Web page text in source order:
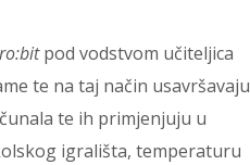
pod vodstvom učiteljica
te na taj način usavršavaju
te ih primjenjuju u
igrališta, temperaturu